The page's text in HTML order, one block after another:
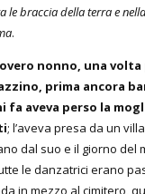
le braccia della terra e
.
nonno, una volta
prima ancora
fa aveva perso la
; l’aveva presa da un
dal suo e il giorno del
le danzatrici erano
in mezzo al cimitero,